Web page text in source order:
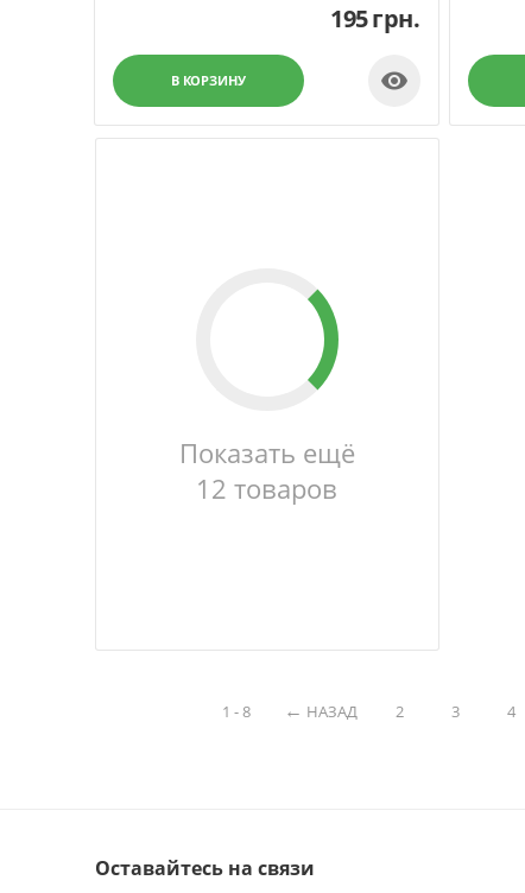
195грн.
В КОРЗИНУ 
Показать ещё
12 товаров
1 - 8 НАЗАД 2 3 4
Оставайтесь на связи